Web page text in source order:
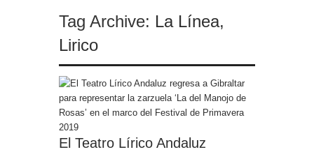
Municipal Manolo Mesa
Cambio de ubicación y horario del III Domingo de
pensiones tras la reducción de la edad de
jubilación de los hombres
A punto de concluir la segunda fase del acerado
de Aguas Marinas, se cierran aspectos de la
tercera fase
Tag Archive: La Línea,
Lirico
El Teatro Lírico Andaluz